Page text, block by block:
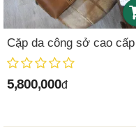
Cặp da công sở cao cấp
5,800,000đ